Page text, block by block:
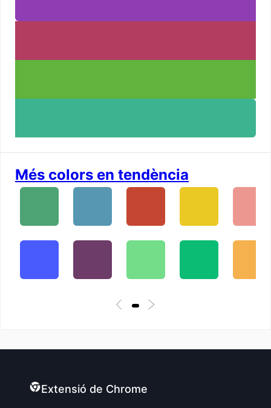
Més colors en tendència
Extensió de Chrome